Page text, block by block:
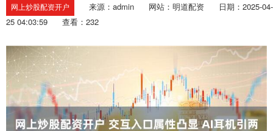
网上炒股配资开户 来源：admin 网站：明道配资
日期：2025-04-
25 04:03:59
查看：232